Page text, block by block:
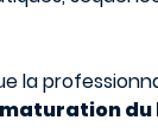
la
maturation du